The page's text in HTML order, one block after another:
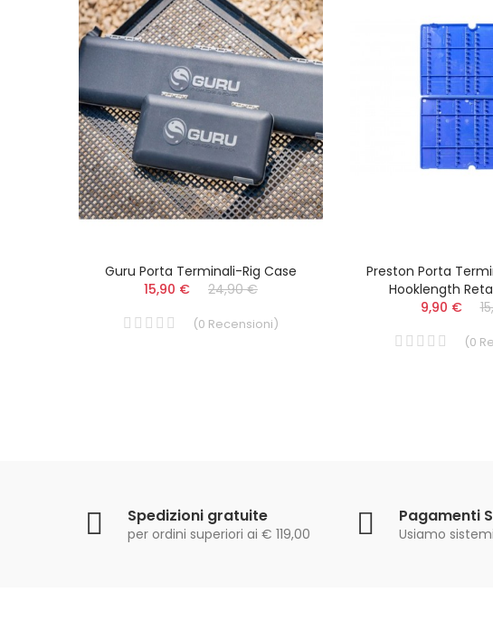
Guru Porta Terminali-Rig Case
15,90 €
24,90 €
(0 Recensioni)
Preston Porta
Hooklength
9,90 €
(0
Spedizioni gratuite
per ordini superiori ai € 119,00
Pagamenti
Usiamo